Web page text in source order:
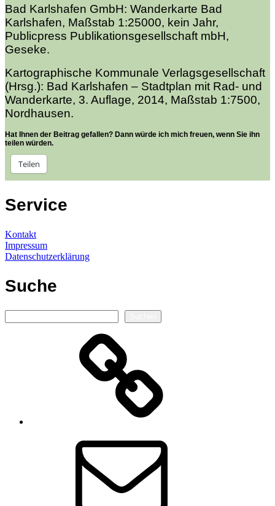
Bad Karlshafen GmbH: Wanderkarte Bad
Karlshafen, Maßstab 1:25000, kein Jahr,
Publicpress Publikationsgesellschaft mbH,
Geseke.
Kartographische Kommunale Verlagsgesellschaft
(Hrsg.): Bad Karlshafen – Stadtplan mit Rad- und
Wanderkarte, 3. Auflage, 2014, Maßstab 1:7500,
Nordhausen.
Hat Ihnen der Beitrag gefallen? Dann würde ich mich freuen, wenn Sie ihn
teilen würden.
Teilen
Service
Kontakt
Impressum
Datenschutzerklärung
Suche